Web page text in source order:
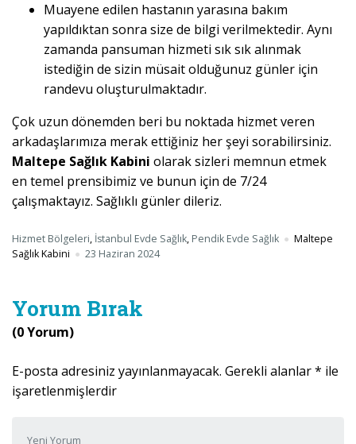
Muayene edilen hastanın yarasına bakım
yapıldıktan sonra size de bilgi verilmektedir. Aynı
zamanda pansuman hizmeti sık sık alınmak
istediğin de sizin müsait olduğunuz günler için
randevu oluşturulmaktadır.
Çok uzun dönemden beri bu noktada hizmet veren
arkadaşlarımıza merak ettiğiniz her şeyi sorabilirsiniz.
Maltepe Sağlık Kabini olarak sizleri memnun etmek
en temel prensibimiz ve bunun için de 7/24
çalışmaktayız. Sağlıklı günler dileriz.
Hizmet Bölgeleri, İstanbul Evde Sağlık, Pendik Evde Sağlık
Maltepe
Sağlık Kabini
23 Haziran 2024
Yorum Bırak
(0 Yorum)
E-posta adresiniz yayınlanmayacak. Gerekli alanlar* ile
işaretlenmişlerdir